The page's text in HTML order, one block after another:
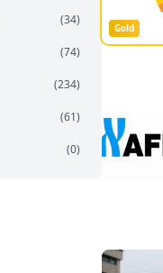
(34)
(74)
(234)
(61)
(0)
Gold